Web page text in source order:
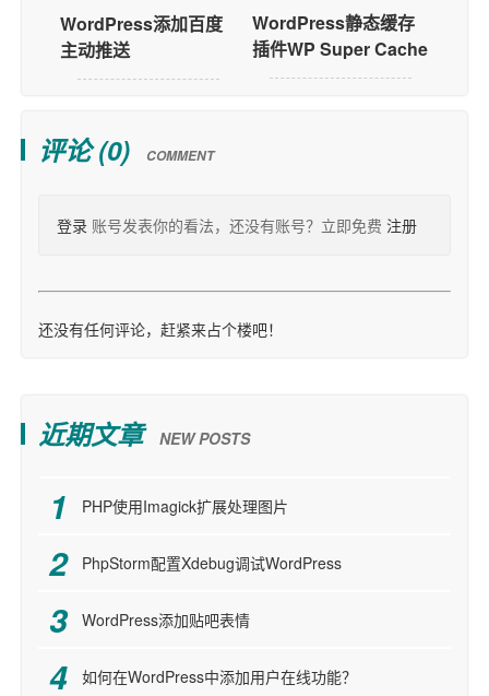
WordPress添加百度
主动推送
WordPress静态缓存
插件WP Super Cache
评论 (0) COMMENT
登录 账号发表你的看法，还没有账号？立即免费 注册
还没有任何评论，赶紧来占个楼吧！
近期文章 NEW POSTS
PHP使用Imagick扩展处理图片
PhpStorm配置Xdebug调试WordPress
WordPress添加贴吧表情
如何在WordPress中添加用户在线功能？